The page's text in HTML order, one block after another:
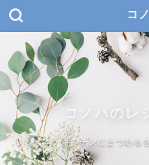
コ
コノハのレ
レシピ本・キッチンにまつわる